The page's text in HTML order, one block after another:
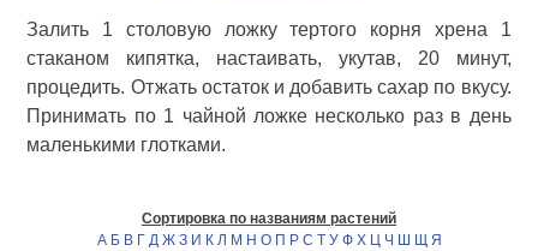
Залить 1 столовую ложку тертого корня хрена 1
стаканом кипятка, настаивать, укутав, 20 минут,
процедить. Отжать остаток и добавить сахар по вкусу.
Принимать по 1 чайной ложке несколько раз в день
маленькими глотками.
Сортировка по названиям растений
А Б В Г Д Ж З И К Л М Н О П Р С Т У Ф Х Ц Ч Ш Щ Я